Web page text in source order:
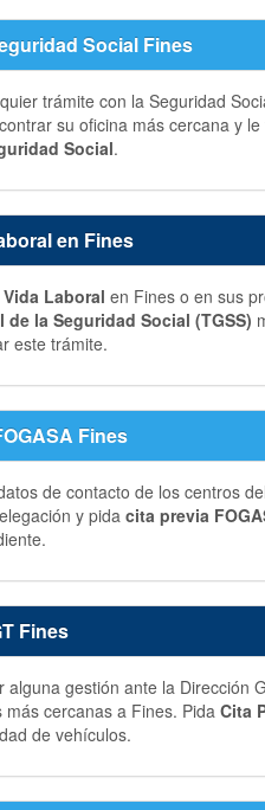
Social Fines
trámite con la Seguridad
su oficina más cercana y
Social.
en Fines
Laboral en Fines o en sus
de la Seguridad Social (TGSS)
este trámite.
Fines
de contacto de los centros
y pida cita previa
Fines
alguna gestión ante la Dirección
cercanas a Fines. Pida Cita
de vehículos.